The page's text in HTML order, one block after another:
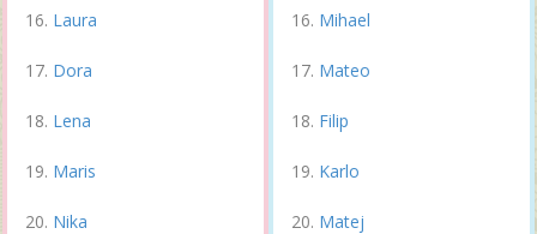
Laura
Dora
Lena
Maris
Nika
Mihael
Mateo
Filip
Karlo
Matej